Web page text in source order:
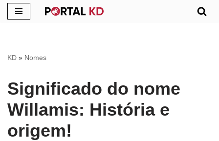
conteúdo
KD » Nomes
Significado do nome
Willamis: História e
origem!